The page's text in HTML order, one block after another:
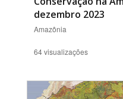
dezembro 2023
Amazônia
64 visualizações